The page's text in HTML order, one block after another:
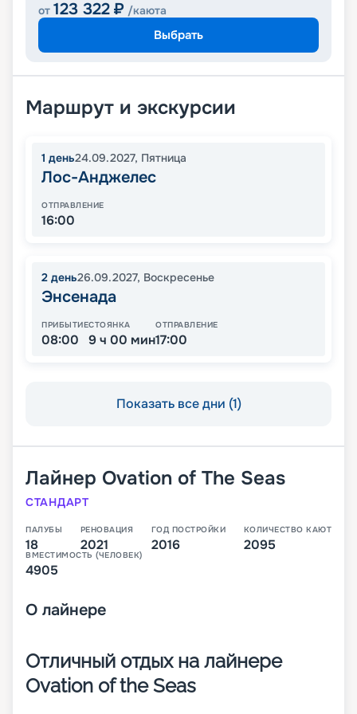
от 123 322 ₽ /каюта
Выбрать
Маршрут и экскурсии
1 день24.09.2027, Пятница
Лос-Анджелес
ОТПРАВЛЕНИЕ
16:00
2 день26.09.2027, Воскресенье
Энсенада
ПРИБЫТИЕ
08:00
СТОЯНКА
9 ч 00 мин
ОТПРАВЛЕНИЕ
17:00
Показать все дни (1)
Лайнер Ovation of The Seas
СТАНДАРТ
ПАЛУБЫ
18
РЕНОВАЦИЯ
2021
ГОД ПОСТРОЙКИ
2016
КОЛИЧЕСТВО КАЮТ
2095
ВМЕСТИМОСТЬ (ЧЕЛОВЕК)
4905
О лайнере
Отличный отдых на лайнере
Ovation of the Seas